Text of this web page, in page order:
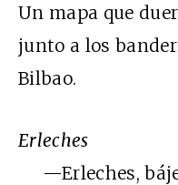
Un mapa que
junto a los
Bilbao.
Erleches
—Erleches,